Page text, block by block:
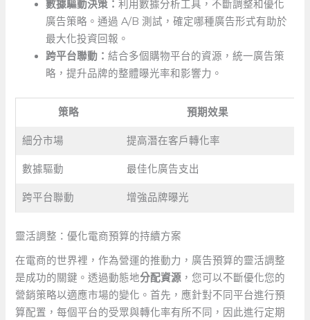
數據驅動決策：利用數據分析工具，不斷調整和優化
廣告策略。通過 A/B 測試，確定哪種廣告形式有助於
最大化投資回報。
跨平台聯動：結合多個購物平台的資源，統一廣告策
略，提升品牌的整體曝光率和影響力。
策略 預期效果
細分市場 提高潛在客戶轉化率
數據驅動 最佳化廣告支出
跨平台聯動 增強品牌曝光
靈活調整：優化電商預算的持續方案
在電商的世界裡，作為營運的推動力，廣告預算的靈活調整
是成功的關鍵。透過動態地分配資源 ，您可以不斷優化您的
營銷策略以適應市場的變化。首先，應針對不同平台進行預
算配置，每個平台的受眾與轉化率有所不同，因此進行定期